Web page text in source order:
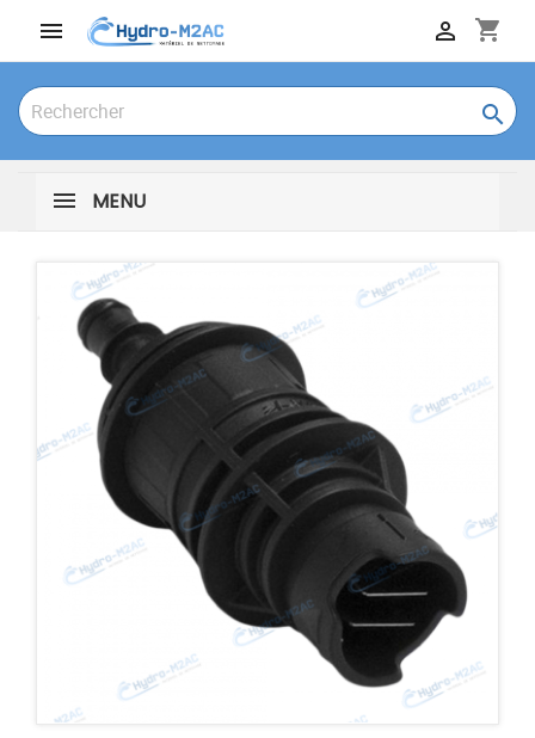
 shopping_cart


MENU